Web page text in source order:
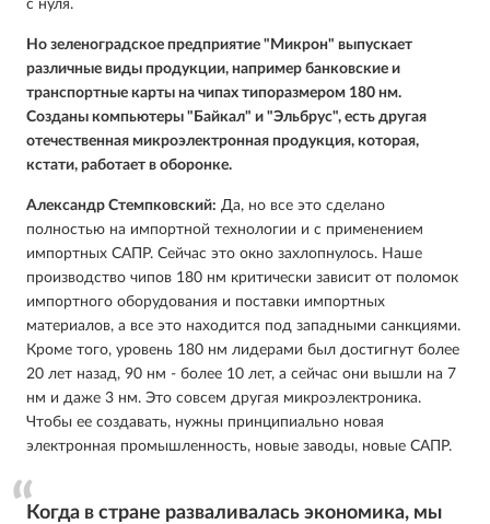
с нуля.
Но зеленоградское предприятие "Микрон" выпускает
различные виды продукции, например банковские и
транспортные карты на чипах типоразмером 180 нм.
Созданы компьютеры "Байкал" и "Эльбрус", есть другая
отечественная микроэлектронная продукция, которая,
кстати, работает в оборонке.
Александр Стемпковский: Да, но все это сделано
полностью на импортной технологии и с применением
импортных САПР. Сейчас это окно захлопнулось. Наше
производство чипов 180 нм критически зависит от поломок
импортного оборудования и поставки импортных
материалов, а все это находится под западными санкциями.
Кроме того, уровень 180 нм лидерами был достигнут более
20 лет назад, 90 нм - более 10 лет, а сейчас они вышли на 7
нм и даже 3 нм. Это совсем другая микроэлектроника.
Чтобы ее создавать, нужны принципиально новая
электронная промышленность, новые заводы, новые САПР.
Когда в стране разваливалась экономика, мы